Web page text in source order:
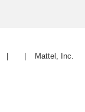
Mattel, Inc.